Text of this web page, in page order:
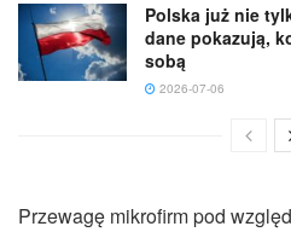
Polska już nie
dane pokazują,
sobą
2026-07-06
Przewagę mikrofirm pod